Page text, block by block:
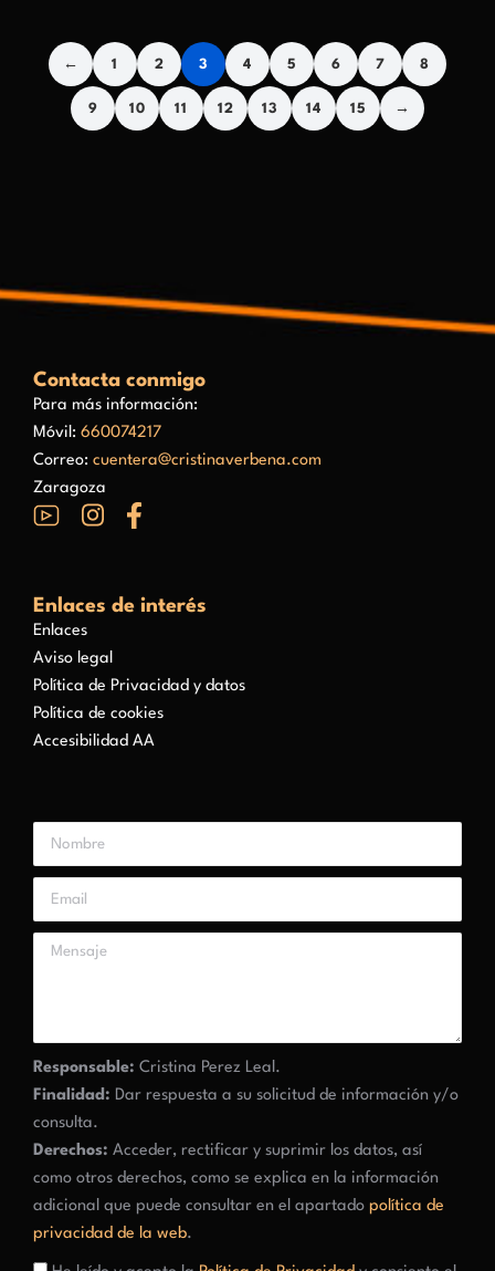
← 1 2 3 4 5 6 7 8
9 10 11 12 13 14 15 →
Contacta conmigo
Para más información:
Móvil: 660074217
Correo: cuentera@cristinaverbena.com
Zaragoza
Enlaces de interés
Enlaces
Aviso legal
Política de Privacidad y datos
Política de cookies
Accesibilidad AA
Responsable: Cristina Perez Leal.
Finalidad: Dar respuesta a su solicitud de información y/o
consulta.
Derechos: Acceder, rectificar y suprimir los datos, así
como otros derechos, como se explica en la información
adicional que puede consultar en el apartado política de
privacidad de la web.